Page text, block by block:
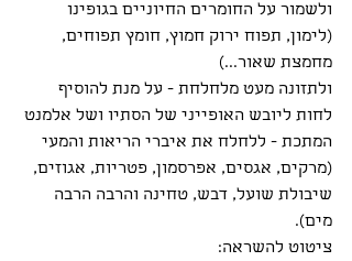
ולשמור על החומרים החיוניים בגופינו
(לימון, תפוח ירוק חמוץ, חומץ תפוחים,
מחמצת שאור...)
ולתזונה מעט מלחלחת - על מנת להוסיף
לחות ליובש האופייני של הסתיו ושל אלמנט
המתכת - ללחלח את איברי הריאות והמעי
(מרקים, אגסים, אפרסמון, פטריות, אגוזים,
שיבולת שועל, דבש, טחינה והרבה הרבה
מים).
ציטוט להשראה: